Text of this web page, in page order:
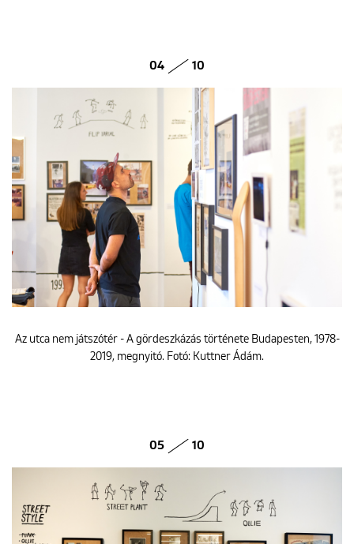
04 10
Az utca nem játszótér - A gördeszkázás története Budapesten, 1978-
2019, megnyitó. Fotó: Kuttner Ádám.
05 10